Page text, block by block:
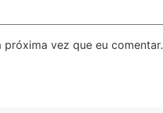
vez que eu comentar.